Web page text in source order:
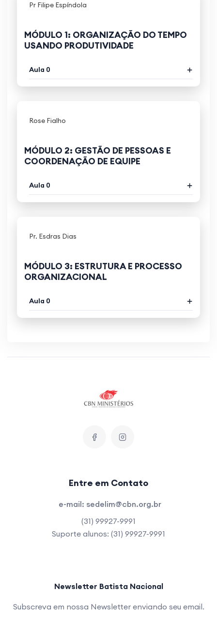
Pr Filipe Espíndola
MÓDULO 1: ORGANIZAÇÃO DO TEMPO
USANDO PRODUTIVIDADE
Aula 0
Rose Fialho
MÓDULO 2: GESTÃO DE PESSOAS E
COORDENAÇÃO DE EQUIPE
Aula 0
Pr. Esdras Dias
MÓDULO 3: ESTRUTURA E PROCESSO
ORGANIZACIONAL
Aula 0
Entre em Contato
e-mail: sedelim@cbn.org.br
(31) 99927-9991
Suporte alunos: (31) 99927-9991
Newsletter Batista Nacional
Subscreva em nossa Newsletter enviando seu email.